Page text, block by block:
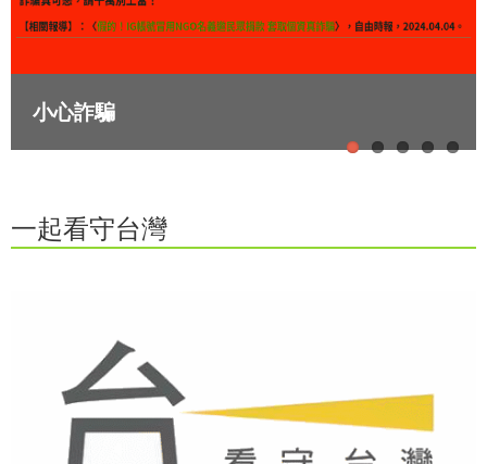
小心詐騙
從零開始認識PFAS
扭轉氣候變遷——用零廢棄幫助城市轉型、防
災、和創業
歷年行動與成果
社區細分類回收站成立說明
一起看守台灣